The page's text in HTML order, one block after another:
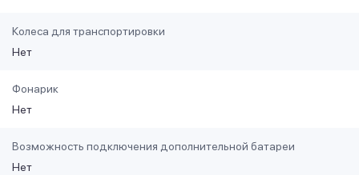
Колеса для транспортировки
Нет
Фонарик
Нет
Возможность подключения дополнительной батареи
Нет